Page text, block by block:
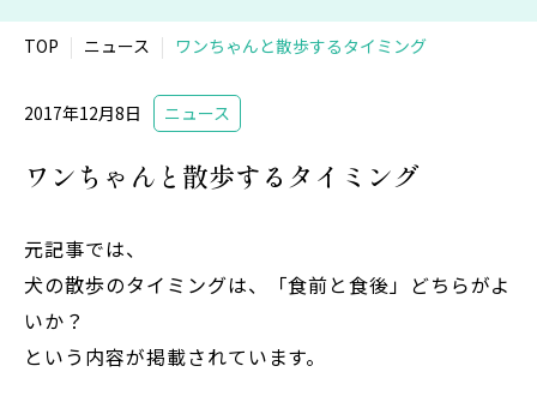
TOP ニュース ワンちゃんと散歩するタイミング
2017年12月8日 ニュース
ワンちゃんと散歩するタイミング
元記事では、
犬の散歩のタイミングは、「食前と食後」どちらがよ
いか？
という内容が掲載されています。